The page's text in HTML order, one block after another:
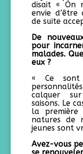
disait « On
envie d’être
de suite
De
pour
malades.
eux ?
« Ce sont
calquer
saisons. Le
la
natures de
jeunes sont
Avez-vous